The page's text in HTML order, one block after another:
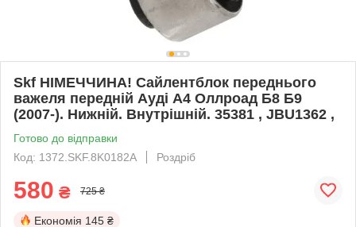
Skf НІМЕЧЧИНА! Сайлентблок переднього
важеля передній Ауді А4 Оллроад Б8 Б9
(2007-). Нижній. Внутрішній. 35381 , JBU1362 ,
Готово до відправки
Код: 1372.SKF.8K0182A
Роздріб
580 ₴ 725 ₴
Економія 145 ₴